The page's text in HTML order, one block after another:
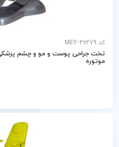
کد MEY-26279
موتوره